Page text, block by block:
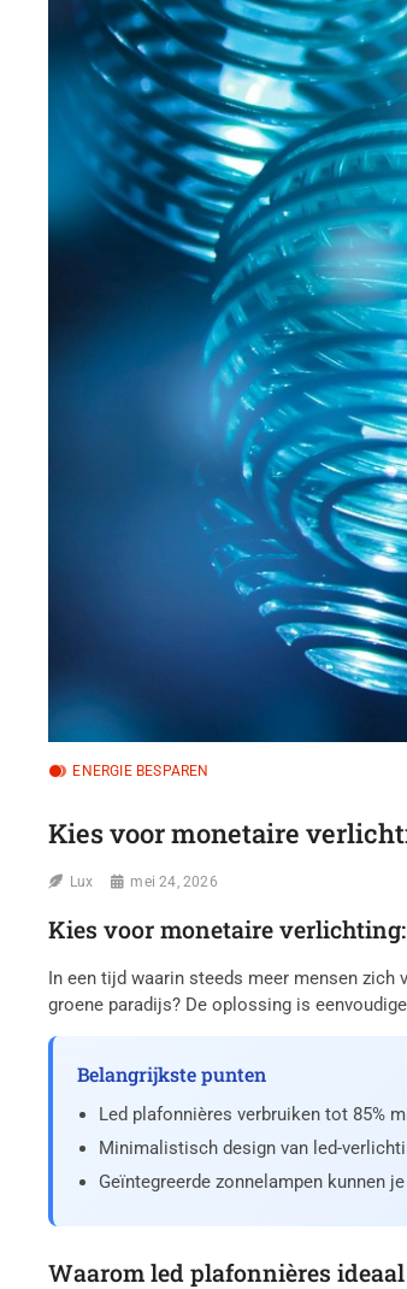
ENERGIE BESPAREN
Kies voor monetaire
Lux mei 24, 2026
Kies voor monetaire
In een tijd waarin steeds meer mensen
groene paradijs? De oplossing is
Belangrijkste punten
Led plafonnières verbruiken tot 85%
Minimalistisch design van led-
Geïntegreerde zonnelampen kunnen
Waarom led plafonnières